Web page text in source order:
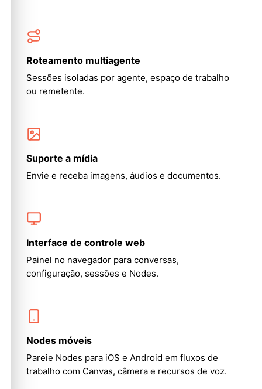
Roteamento multiagente
Sessões isoladas por agente, espaço de trabalho
ou remetente.
Suporte a mídia
Envie e receba imagens, áudios e documentos.
Interface de controle web
Painel no navegador para conversas,
configuração, sessões e Nodes.
Nodes móveis
Pareie Nodes para iOS e Android em fluxos de
trabalho com Canvas, câmera e recursos de voz.